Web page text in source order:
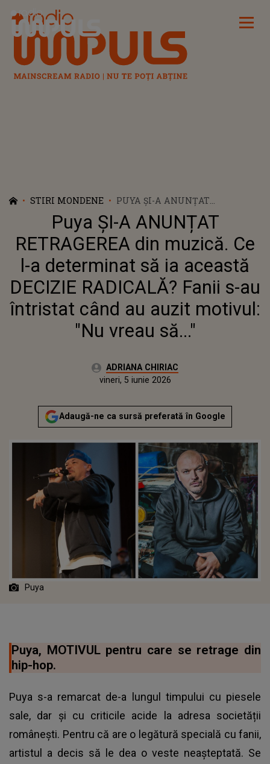
Radio Impuls
STIRI MONDENE
PUYA ȘI-A ANUNȚAT
RETRAGEREA DIN MUZICĂ. CE L-
A DETERMINAT SĂ IA ACEASTĂ
DECIZIE RADICALĂ? FANII S-AU
ÎNTRISTAT CÂND AU AUZIT
MOTIVUL: "NU VREAU SĂ..."
Puya ȘI-A ANUNȚAT
RETRAGEREA din muzică. Ce
l-a determinat să ia această
DECIZIE RADICALĂ? Fanii s-au
întristat când au auzit motivul:
"Nu vreau să..."
Autor:ADRIANA CHIRIAC
Actualizat:
vineri, 5 iunie 2026
Adaugă-ne ca sursă preferată în Google
Puya
Puya, MOTIVUL pentru care se retrage din
hip-hop.
Puya s-a remarcat de-a lungul timpului cu piesele
sale, dar și cu criticile acide la adresa societății
românești. Pentru că are o legătură specială cu fanii,
artistul a decis să le dea o veste neașteptată. Se